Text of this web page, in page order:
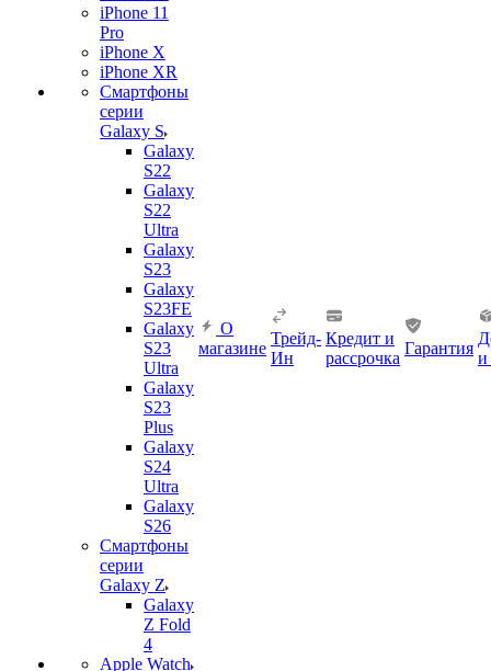
iPhone 11
Pro
iPhone X
iPhone XR
Смартфоны
серии
Galaxy S
Galaxy
S22
Galaxy
S22
Ultra
Galaxy
S23
Galaxy
S23FE
Galaxy
S23
Ultra
Galaxy
S23
Plus
Galaxy
S24
Ultra
Galaxy
S26
Смартфоны
серии
Galaxy Z
Galaxy
Z Fold
4
Apple Watch
О
магазине
Трейд-
Ин
Кредит и
рассрочка
Гарантия
и